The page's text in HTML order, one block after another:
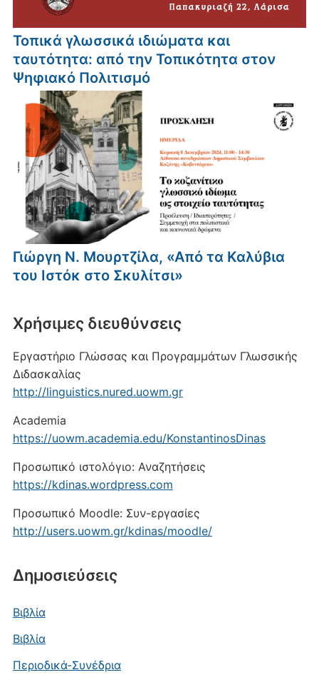
Τοπικά γλωσσικά ιδιώματα και
ταυτότητα: από την Τοπικότητα στον
Ψηφιακό Πολιτισμό
Γιώργη Ν. Μουρτζίλα, «Από τα Καλύβια
του Ιστόκ στο Σκυλίτσι»
Xρήσιμες διευθύνσεις
Εργαστήριο Γλώσσας και Προγραμμάτων Γλωσσικής
Διδασκαλίας
http://linguistics.nured.uowm.gr
Academia
https://uowm.academia.edu/KonstantinosDinas
Προσωπικό ιστολόγιο: Αναζητήσεις
https://kdinas.wordpress.com
Προσωπικό Moodle: Συν-εργασίες
http://users.uowm.gr/kdinas/moodle/
Δημοσιεύσεις
Βιβλία
Βιβλία
Περιοδικά-Συνέδρια